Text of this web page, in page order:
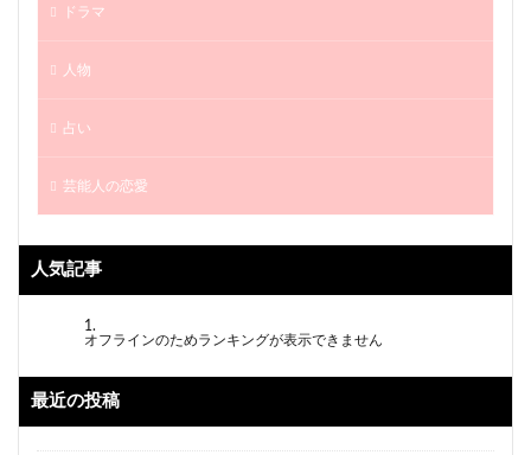
ドラマ
人物
占い
芸能人の恋愛
人気記事
オフラインのためランキングが表示できません
最近の投稿